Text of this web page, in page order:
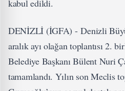
kabul edildi.
DENİZLİ (İGFA) - Denizli
aralık ayı olağan toplantısı 2.
Belediye Başkanı Bülent Nuri
tamamlandı. Yılın son Meclis